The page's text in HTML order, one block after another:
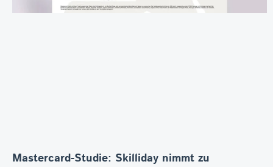
Mastercard-Studie: Skilliday nimmt zu